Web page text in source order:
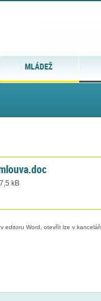
MLÁDEŽ
kB
editoru Word, otevřít lze v